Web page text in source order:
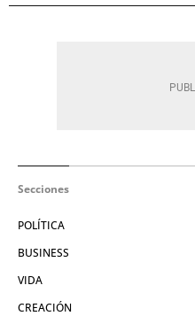
Secciones
POLÍTICA
BUSINESS
VIDA
CREACIÓN